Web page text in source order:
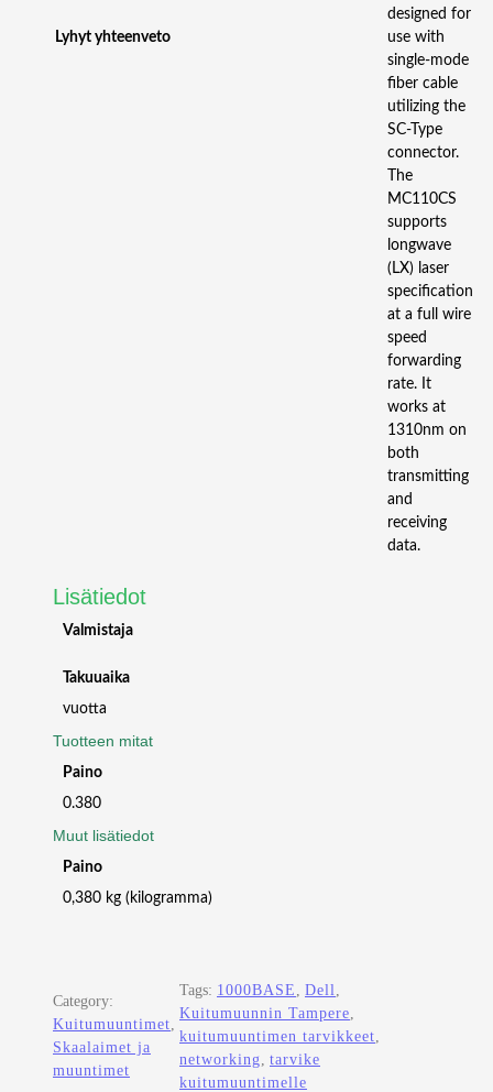
Lyhyt yhteenveto
designed for
use with
single-mode
fiber cable
utilizing the
SC-Type
connector.
The
MC110CS
supports
longwave
(LX) laser
specification
at a full wire
speed
forwarding
rate. It
works at
1310nm on
both
transmitting
and
receiving
data.
Lisätiedot
Valmistaja
Takuuaika
vuotta
Tuotteen mitat
Paino
0.380
Muut lisätiedot
Paino
0,380 kg (kilogramma)
Category:
Kuitumuuntimet
Skaalaimet ja
muuntimet
Tags: 1000BASE Dell
Kuitumuunnin Tampere
kuitumuuntimen tarvikkeet
networking tarvike
kuitumuuntimelle